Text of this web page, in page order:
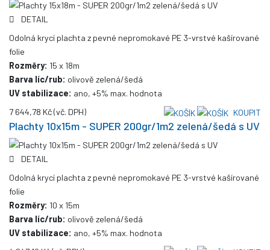
DETAIL
Odolná krycí plachta z pevné nepromokavé PE 3-vrstvé kašírované
folie
Rozměry: 15 x 18m
Barva líc/rub: olivově zelená/šedá
UV stabilizace: ano, +5% max. hodnota
7 644,78 Kč(vč. DPH) KOUPIT
Plachty 10x15m - SUPER 200gr/1m2 zelená/šedá s UV
DETAIL
Odolná krycí plachta z pevné nepromokavé PE 3-vrstvé kašírované
folie
Rozměry: 10 x 15m
Barva líc/rub: olivově zelená/šedá
UV stabilizace: ano, +5% max. hodnota